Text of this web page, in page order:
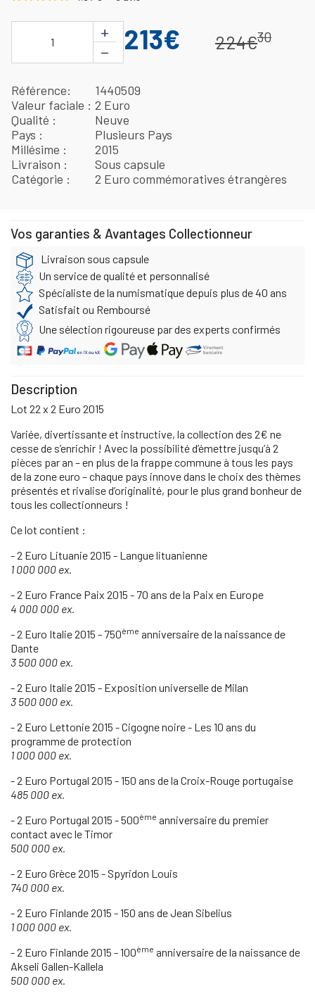
1
+
−
213€ 224€30
Référence
1440509
Valeur faciale
2 Euro
Qualité
Neuve
Pays
Plusieurs Pays
Millésime
2015
Livraison
Sous capsule
Catégorie
2 Euro commémoratives étrangères
Vos garanties & Avantages Collectionneur
Livraison sous capsule
Un service de qualité et personnalisé
Spécialiste de la numismatique depuis plus de 40 ans
Satisfait ou Remboursé
Une sélection rigoureuse par des experts confirmés
Description
Lot 22 x 2 Euro 2015
Variée, divertissante et instructive, la collection des 2€ ne
cesse de s’enrichir ! Avec la possibilité d’émettre jusqu’à 2
pièces par an – en plus de la frappe commune à tous les pays
de la zone euro – chaque pays innove dans le choix des thèmes
présentés et rivalise d’originalité, pour le plus grand bonheur de
tous les collectionneurs !
Ce lot contient :
- 2 Euro Lituanie 2015 - Langue lituanienne
1 000 000 ex.
- 2 Euro France Paix 2015 - 70 ans de la Paix en Europe
4 000 000 ex.
- 2 Euro Italie 2015 - 750ème anniversaire de la naissance de
Dante
3 500 000 ex.
- 2 Euro Italie 2015 - Exposition universelle de Milan
3 500 000 ex.
- 2 Euro Lettonie 2015 - Cigogne noire - Les 10 ans du
programme de protection
1 000 000 ex.
- 2 Euro Portugal 2015 - 150 ans de la Croix-Rouge portugaise
485 000 ex.
- 2 Euro Portugal 2015 - 500ème anniversaire du premier
contact avec le Timor
500 000 ex.
- 2 Euro Grèce 2015 - Spyridon Louis
740 000 ex.
- 2 Euro Finlande 2015 - 150 ans de Jean Sibelius
1 000 000 ex.
- 2 Euro Finlande 2015 - 100ème anniversaire de la naissance de
Akseli Gallen-Kallela
500 000 ex.